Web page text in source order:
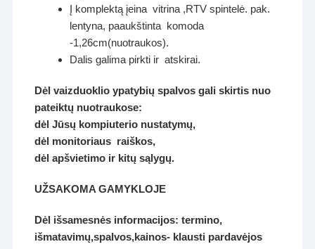
Į komplektą įeina vitrina ,RTV spintelė. pak.
lentyna, paaukštinta komoda
-1,26cm(nuotraukos).
Dalis galima pirkti ir atskirai.
Dėl vaizduoklio ypatybių spalvos gali skirtis nuo
pateiktų nuotraukose:
dėl Jūsų kompiuterio nustatymų,
dėl monitoriaus raiškos,
dėl apšvietimo ir kitų sąlygų.
UŽSAKOMA GAMYKLOJE
Dėl išsamesnės informacijos: termino,
išmatavimų,spalvos,kainos- klausti pardavėjos